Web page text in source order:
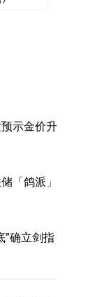
示金价升
「鸽派」
”确立剑指